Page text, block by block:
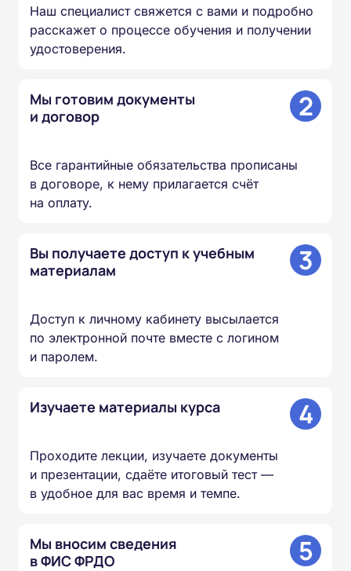
Наш специалист свяжется с вами и подробно
расскажет о процессе обучения и получении
удостоверения.
Мы готовим документы
и договор
2
Все гарантийные обязательства прописаны
в договоре, к нему прилагается счёт
на оплату.
Вы получаете доступ к учебным
материалам
3
Доступ к личному кабинету высылается
по электронной почте вместе с логином
и паролем.
Изучаете материалы курса 4
Проходите лекции, изучаете документы
и презентации, сдаёте итоговый тест —
в удобное для вас время и темпе.
Мы вносим сведения
в ФИС ФРДО
5